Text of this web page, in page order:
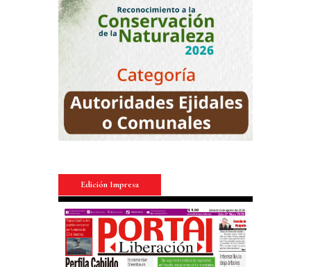
Edición Impresa